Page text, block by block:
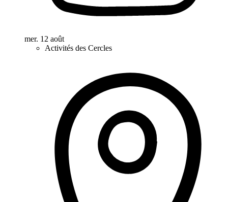
mer. 12 août
Activités des Cercles